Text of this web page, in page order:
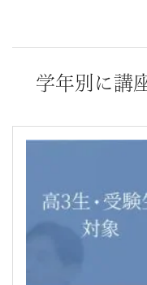
学年別に講